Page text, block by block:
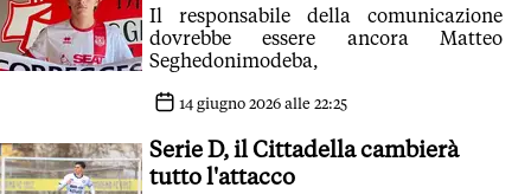
Il responsabile della comunicazione
dovrebbe essere ancora Matteo
Seghedonimodeba,
14 giugno 2026 alle 22:25
Serie D, il Cittadella cambierà
tutto l'attacco